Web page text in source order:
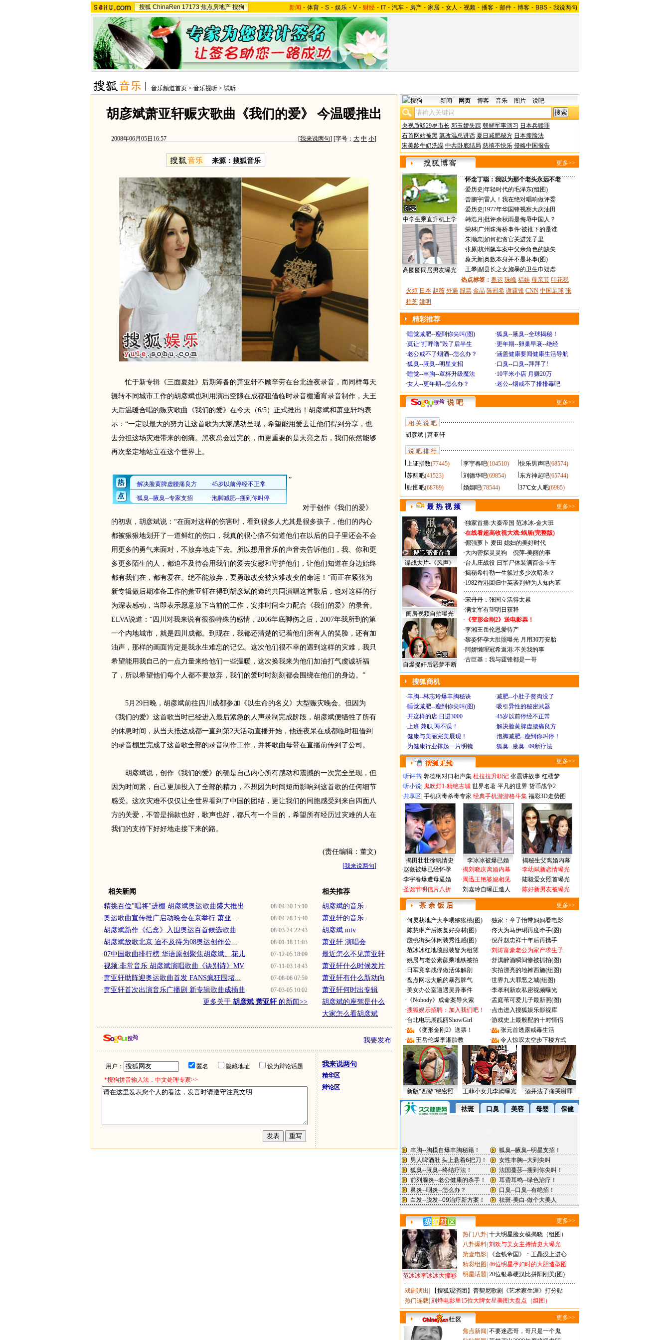
搜狐 ChinaRen 17173 焦点房地产 搜狗 新闻 - 体育 - S - 娱乐 - V - 财经 - IT - 汽车 - 房产 - 家居 - 女人 - 视频 - 播客 - 邮件 - 博客 - BBS - 我说两句
音乐频道首页 > 音乐视听 > 试听
胡彦斌萧亚轩赈灾歌曲《我们的爱》 今温暖推出
2008年06月05日16:57 [我来说两句] [字号： 大 中 小]
来源：搜狐音乐
忙于新专辑《三面夏娃》后期筹备的萧亚轩不顾辛劳在台北连夜录音，而同样每天
辗转不同城市工作的胡彦斌也利用演出空隙在成都租借临时录音棚通宵录音制作，天王
天后温暖合唱的赈灾歌曲《我们的爱》在今天（6/5）正式推出！胡彦斌和萧亚轩均表
示：“一定以最大的努力让这首歌为大家感动呈现，希望能用爱去让他们得到分享，也
去分担这场灾难带来的创痛。黑夜总会过完的，而更重要的是天亮之后，我们依然能够
再次坚定地站立在这个世界上。
”
对于创作《我们的爱》
的初衷，胡彦斌说：“在面对这样的伤害时，看到很多人尤其是很多孩子，他们的内心
都被狠狠地划开了一道鲜红的伤口，我真的很心痛不知道他们在以后的日子里还会不会
用更多的勇气来面对，不放弃地走下去。所以想用音乐的声音去告诉他们，我、你和更
多更多陌生的人，都迫不及待会用我们的爱去安慰和守护他们，让他们知道在身边始终
都有我们在，都有爱在。绝不能放弃，要勇敢改变被灾难改变的命运！”而正在紧张为
新专辑做后期准备工作的萧亚轩在得到胡彦斌的邀约共同演唱这首歌后，也对这样的行
为深表感动，当即表示愿意放下当前的工作，安排时间全力配合《我们的爱》的录音。
ELVA说道：“四川对我来说有很很特殊的感情，2006年底脚伤之后，2007年我所到的第
一个内地城市，就是四川成都。到现在，我都还清楚的记着他们所有人的笑脸，还有加
油声，那样的画面肯定是我永生难忘的记忆。这次他们很不幸的遇到这样的灾难，我只
希望能用我自己的一点力量来给他们一些温暖，这次换我来为他们加油打气虔诚祈福
了，所以希望他们每个人都不要放弃，我们的爱时时刻刻都会围绕在他们的身边。”
5月29日晚，胡彦斌前往四川成都参加《以生命的名义》大型赈灾晚会。但因为
《我们的爱》这首歌当时已经进入最后紧急的人声录制完成阶段，胡彦斌便牺牲了所有
的休息时间，从当天抵达成都一直到第2天活动直播开始，他连夜呆在成都临时租借到
的录音棚里完成了这首歌全部的录音制作工作，并将歌曲母带在直播前传到了公司。
胡彦斌说，创作《我们的爱》的确是自己内心所有感动和震撼的一次完全呈现，但
因为时间紧，自己更加投入了全部的精力，不想因为时间短而影响到这首歌的任何细节
感受。这次灾难不仅仅让全世界看到了中国的团结，更让我们的同胞感受到来自四面八
方的关爱，不管是捐款也好，歌声也好，都只有一个目的，希望所有经历过灾难的人在
我们的支持下好好地走接下来的路。
(责任编辑：董文)
[我来说两句]
相关新闻
08-04-30 15:10
·精挑百位"唱将"进棚 胡彦斌奥运歌曲盛大推出
08-04-28 15:40
·奥运歌曲宣传推广启动晚会在京举行 萧亚...
08-03-24 22:43
·胡彦斌新作《信念》入围奥运百首候选歌曲
08-01-18 11:03
·胡彦斌放歌北京 迫不及待为08奥运创作公...
07-12-05 18:09
·07中国歌曲排行榜 华语原创聚焦胡彦斌、花儿
07-11-03 14:43
·视频:非常音乐 胡彦斌演唱歌曲《诀别诗》MV
07-08-06 07:59
·萧亚轩助阵迎奥运歌曲首发 FANS疯狂围堵...
07-03-05 10:02
·萧亚轩首次出演音乐广播剧 新专辑歌曲成插曲
更多关于 胡彦斌 萧亚轩的新闻>>
相关推荐
胡彦斌的音乐
萧亚轩的音乐
胡彦斌 mtv
萧亚轩 演唱会
最近怎么不见萧亚轩
萧亚轩什么时候发片
萧亚轩有什么新动向
萧亚轩何时出专辑
胡彦斌的座驾是什么
大家怎么看胡彦斌
我要发布
用户： 匿名 隐藏地址
设为辩论话题
*搜狗拼音输入法，中文处理专家>>
我来说两句
精华区
辩论区
新闻 网页 博客 音乐 图片 说吧
央视质疑29岁市长 邓玉娇失踪 朝鲜军事演习 日本兵赎罪
石首网站被黑 篡改温总讲话 夏日减肥秘方 日本瘦脸法
宋美龄牛奶洗澡 中共卧底结局 慈禧不快乐 侵略中国报告
更多>>
中学生乘直升机上学
高圆圆同居男友曝光
·怀念丁聪：我以为那个老头永远不老
·爱历史 年轻时代的毛泽东(组图)
·曾鹏宇|雷人！我在绝对唱响做评委
·爱历史 1977年华国锋视察大庆油田
·韩浩月 批评余秋雨是侮辱中国人？
·荣林| 广州珠海桥事件:被推下的是谁
·朱顺忠 如何把贪官关进笼子里
·张原|杭州飙车案中父亲角色的缺失
·蔡天新|奥数本身并不是坏事(图)
·王攀|副县长之女施暴的卫生巾疑虑
热点标签： 奥运 珠峰 福娃 母亲节 印花税
火炬 日本 赵薇 外遇 股票 金晶 陈冠希 谢霆锋 CNN 中国足球 张
柏芝 姚明
精彩推荐
·睡觉减肥--瘦到你尖叫(图) ·狐臭--腋臭--全球揭秘！
·莫让“打呼噜”毁了后半生 ·更年期--卵巢早衰--绝经
·老公戒不了烟酒--怎么办？ ·涵盖健康要闻健康生活导航
·狐臭--腋臭--明星支招 ·口臭--口臭--拜拜了!
·睡觉--丰胸--罩杯升级魔法 ·10平米小店 月赚20万
·女人--更年期--怎么办？ ·老公--烟戒不了排排毒吧
说 吧 更多>>
相 关 说 吧
胡彦斌| 萧亚轩
说 吧 排 行
上证指数(77445) 李宇春吧(104510) 快乐男声吧(68574)
苏醒吧(41523) 刘德华吧(69854) 东方神起吧(65744)
贴图吧(68789) 婚姻吧(78544) 37℃女人吧(6985)
最 热 视 频 更多>>
谍战大片-《风声》
闺房视频自拍曝光
自爆捉奸后恶梦不断
·独家首播:大秦帝国 范冰冰-金大班
·在线看超高收视大戏:蜗居(完整版)
·倔强萝卜 麦田 媳妇的美好时代
·大内密探灵灵狗
倪萍-美丽的事
·台儿庄战役 日军尸体装满百余卡车
·揭秘希特勒一生躲过多少次暗杀？
·1982香港回归中英谈判鲜为人知内幕
·宋丹丹：张国立活得太累
·满文军有望明日获释
· 《变形金刚2》送电影票！
·李湘王岳伦恩爱待产
·黎姿怀孕大肚照曝光 月用30万安胎
·阿娇懒理冠希返港:不关我的事
·古巨基：我与霆锋都是一哥
搜狐商机
·丰胸--林志玲爆丰胸秘诀 ·减肥--小肚子赘肉没了
·睡觉减肥--瘦到你尖叫(图) ·吸引异性的秘密武器
·开这样的店 日进3000 ·45岁以前停经不正常
·上班 兼职 两不误！ ·解决脸黄脾虚腰痛良方
·健康与美丽完美展现！ ·泡脚减肥--瘦到你叫停！
·为健康行业撑起一片明镜 ·狐臭--腋臭--09新疗法
更多>>
·听评书 郭德纲对口相声集 杜拉拉升职记 张震讲故事 红楼梦
·听小说 鬼吹灯1-精绝古城 世界名著 平凡的世界 货币战争2
·共享区 手机病毒杀毒专家 经典手机游游格斗集 福彩3D走势图
揭田壮壮徐帆情史 李冰冰被爆已婚
揭秘生父离婚内幕
·赵薇被爆已经怀孕
·李宇春爆遭母逼婚
·圣诞节明信片八折
·揭刘晓庆离婚内幕
·周迅王艳婆媳相见
·刘嘉玲自曝正造人
·李幼斌新恋情曝光
·陆毅爱女照首曝光
·陈好新男友被曝光
茶 余 饭 后 更多>>
·何炅获地产大亨喂猕猴桃(图) ·独家：章子怡带妈妈看电影
·陈慧琳产后恢复好身材(图) ·佟大为马伊琍再度牵手(图)
·殷桃街头休闲装秀性感(图) ·倪萍赵忠祥十年后再携手
·范冰冰红地毯服装皆为租赁 ·刘涛富豪老公为家产求生子
·姚晨与老公素颜乘地铁被拍 ·舒淇醉酒瞬间惨被抓拍(图)
· 日军竟拿战俘做活体解剖 ·实拍漂亮的地摊西施(组图)
·盘点网坛大腕的暴烈脾气 ·世界九大罪恶之城(组图)
·美女办公室遭遇灵异事件 ·李孝利新欢私密视频曝光
· 《Nobody》成命案导火索 ·孟庭苇可爱儿子最新照(图)
·搜狐娱乐招聘：加入我们吧！ ·点击进入搜狐娱乐影视库
·台北电玩展靓丽ShowGirl ·游戏史上最般配的十对情侣
·
《变形金刚2》送票！ ·
张元首透露戒毒生活
·
王岳伦爆李湘胎教 · 令人惊叹太空步下楼方式
新版“西游”绝密照 王菲小女儿李嫣曝光 酒井法子痛哭谢罪
更多>>
范冰冰李冰冰大撞衫
热门八卦 十大明星脸女模揭晓（组图）
八卦爆料 刘欢与美女主持情史大曝光
第壹电影
《金钱帝国》：王晶没上进心
精彩组图 46位明星孕妇时的大胆造型图
明星话题 20位银幕硬汉比拼阳刚美(图)
戏剧演出
【搜狐观演团】普契尼歌剧《艺术家生涯》打分贴
热门连载 刘烨电影里15位大牌女星美图大盘点（组图）
更多>>
焦点新闻 不要迷恋哥，哥只是一个鬼